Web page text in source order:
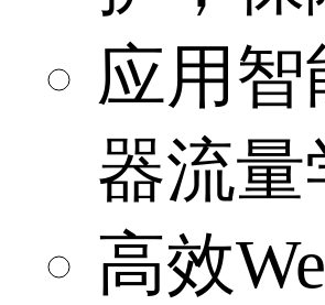
应用
器流
高效